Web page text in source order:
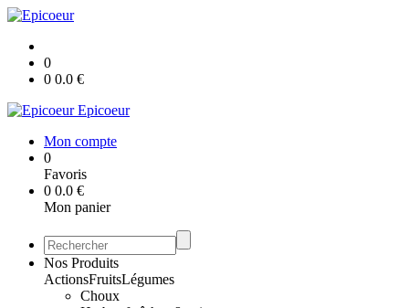
0
0 0.0 €
Epicoeur
Mon compte
0
Favoris
0 0.0 €
Mon panier
Nos Produits
ActionsFruitsLégumes
Choux